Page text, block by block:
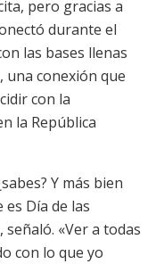
pero gracias a
durante el
las bases llenas
una conexión que
con la
la República
Y más bien
Día de las
«Ver a todas
con lo que yo